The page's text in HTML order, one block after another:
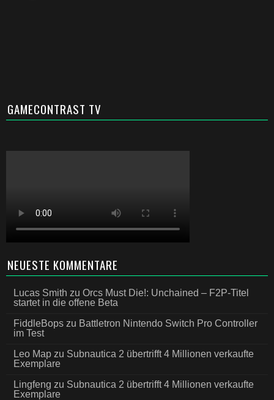
GAMECONTRAST TV
NEUESTE KOMMENTARE
Lucas Smith zu Orcs Must Die!: Unchained – F2P-Titel
startet in die offene Beta
FiddleBops zu Battletron Nintendo Switch Pro Controller
im Test
Leo Map zu Subnautica 2 übertrifft 4 Millionen verkaufte
Exemplare
Lingfeng zu Subnautica 2 übertrifft 4 Millionen verkaufte
Exemplare